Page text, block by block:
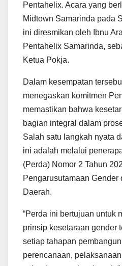
Pentahelix. Acara yang
Midtown Samarinda pada
ini diresmikan oleh Ibnu
Pentahelix Samarinda,
Ketua Pokja.
Dalam kesempatan
menegaskan komitmen
memastikan bahwa
bagian integral dalam
Salah satu langkah nyata
ini adalah melalui
(Perda) Nomor 2 Tahun
Pengarusutamaan
Daerah.
“Perda ini bertujuan untuk
prinsip kesetaraan gender
setiap tahapan
perencanaan,